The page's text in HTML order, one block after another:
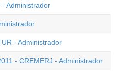
- Administrador
- Administrador
- CREMERJ - Administrador